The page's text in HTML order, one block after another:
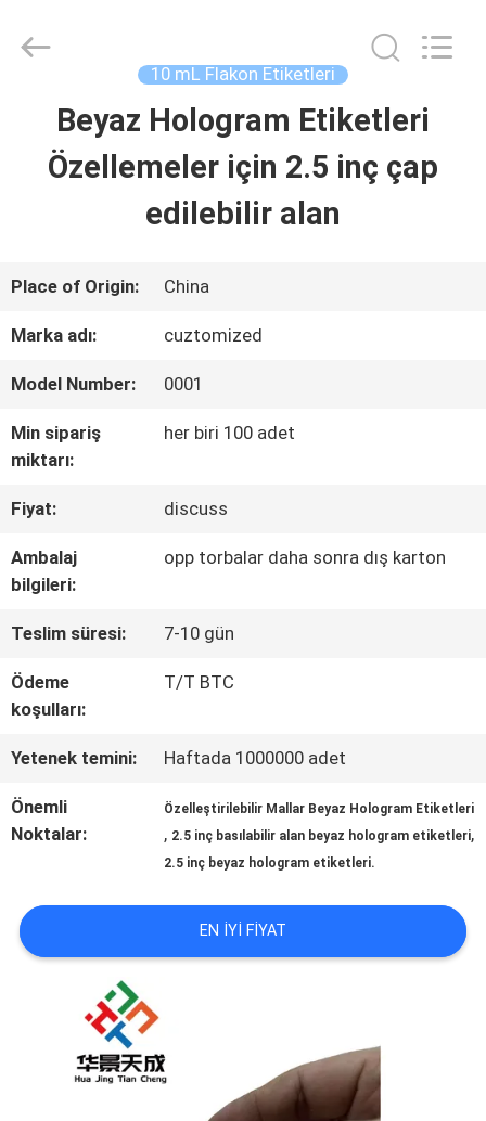
HAKKIMIZDA
TURU
KALITE
KONTROL
ILETIŞIME
GEÇIN
HABERLER
VAKALAR
HARITASI
Industry
10 mL Flakon Etiketleri
Beyaz Hologram Etiketleri
Özellemeler için 2.5 inç çap
edilebilir alan
Place of Origin: China
Marka adı: cuztomized
Model Number: 0001
Min sipariş
miktarı:
her biri 100 adet
Fiyat: discuss
Ambalaj
bilgileri:
opp torbalar daha sonra dış karton
Teslim süresi: 7-10 gün
Ödeme
koşulları:
T/T BTC
Yetenek temini: Haftada 1000000 adet
Önemli
Noktalar:
Özelleştirilebilir Mallar Beyaz Hologram Etiketleri
, 2.5 inç basılabilir alan beyaz hologram etiketleri,
2.5 inç beyaz hologram etiketleri.
EN IYI FIYAT